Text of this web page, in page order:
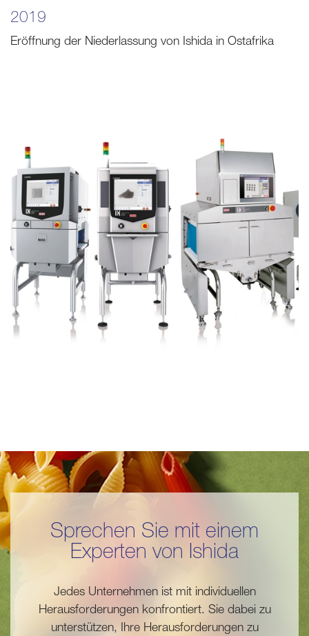
2019
Eröffnung der Niederlassung von Ishida in Ostafrika
Sprechen Sie mit einem
Experten von Ishida
Jedes Unternehmen ist mit individuellen
Herausforderungen konfrontiert. Sie dabei zu
unterstützen, Ihre Herausforderungen zu